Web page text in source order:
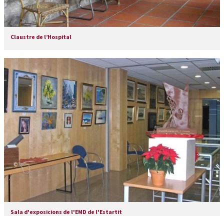
Claustre de l’Hospital
Sala d'exposicions de l'EMD de l'Estartit